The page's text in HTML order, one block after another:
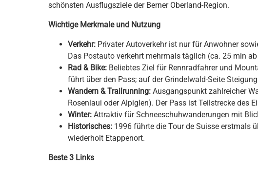
schönsten Ausflugsziele der Berner Oberland-Region.
Wichtige Merkmale und Nutzung
Verkehr: Privater Autoverkehr ist nur für Anwohner
Das Postauto verkehrt mehrmals täglich (ca. 25 min
Rad & Bike: Beliebtes Ziel für Rennradfahrer und
führt über den Pass; auf der Grindelwald-Seite
Wandern & Trailrunning: Ausgangspunkt zahlreicher
Rosenlaui oder Alpiglen). Der Pass ist Teilstrecke des
Winter: Attraktiv für Schneeschuhwanderungen mit
Historisches: 1996 führte die Tour de Suisse erstmals
wiederholt Etappenort.
Beste 3 Links